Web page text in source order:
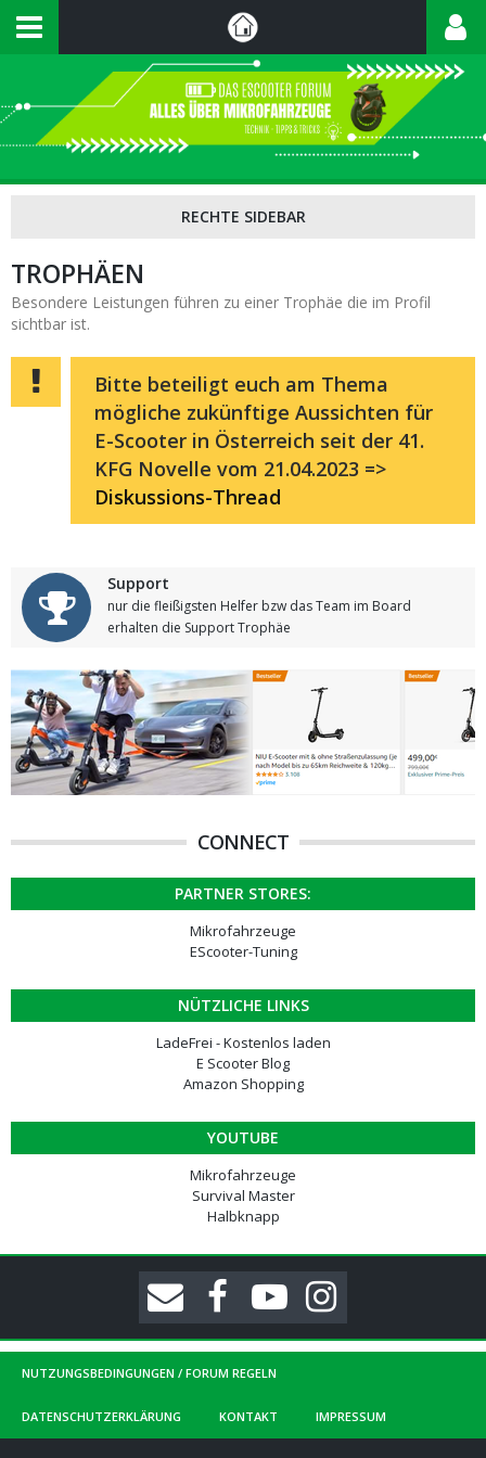
TROPHÄEN
Besondere Leistungen führen zu einer Trophäe die im Profil
sichtbar ist.
Bitte beteiligt euch am Thema
mögliche zukünftige Aussichten für
E-Scooter in Österreich seit der 41.
KFG Novelle vom 21.04.2023 =>
Diskussions-Thread
Support
nur die fleißigsten Helfer bzw das Team im Board
erhalten die Support Trophäe
CONNECT
PARTNER STORES:
Mikrofahrzeuge
EScooter-Tuning
NÜTZLICHE LINKS
LadeFrei - Kostenlos laden
E Scooter Blog
Amazon Shopping
YOUTUBE
Mikrofahrzeuge
Survival Master
Halbknapp
NUTZUNGSBEDINGUNGEN / FORUM REGELN
DATENSCHUTZERKLÄRUNG KONTAKT IMPRESSUM